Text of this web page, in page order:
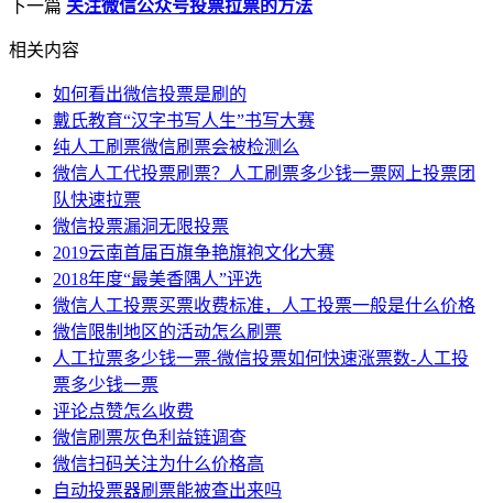
下一篇 关注微信公众号投票拉票的方法
相关内容
如何看出微信投票是刷的
戴氏教育“汉字书写人生”书写大赛
纯人工刷票微信刷票会被检测么
微信人工代投票刷票？人工刷票多少钱一票网上投票团
队快速拉票
微信投票漏洞无限投票
2019云南首届百旗争艳旗袍文化大赛
2018年度“最美香隅人”评选
微信人工投票买票收费标准，人工投票一般是什么价格
微信限制地区的活动怎么刷票
人工拉票多少钱一票-微信投票如何快速涨票数-人工投
票多少钱一票
评论点赞怎么收费
微信刷票灰色利益链调查
微信扫码关注为什么价格高
自动投票器刷票能被查出来吗